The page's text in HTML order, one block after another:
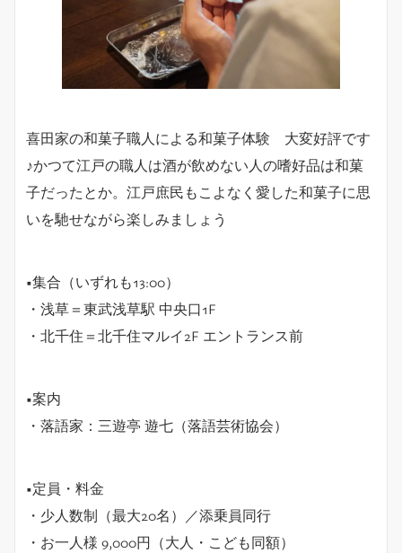
喜田家の和菓子職人による和菓子体験 大変好評です
♪かつて江戸の職人は酒が飲めない人の嗜好品は和菓
子だったとか。江戸庶民もこよなく愛した和菓子に思
いを馳せながら楽しみましょう
■集合（いずれも13:00）
・浅草＝東武浅草駅 中央口1F
・北千住＝北千住マルイ2F エントランス前
■案内
・落語家：三遊亭 遊七（落語芸術協会）
■定員・料金
・少人数制（最大20名）／添乗員同行
・お一人様 9,000円（大人・こども同額）